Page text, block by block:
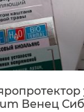
Венец